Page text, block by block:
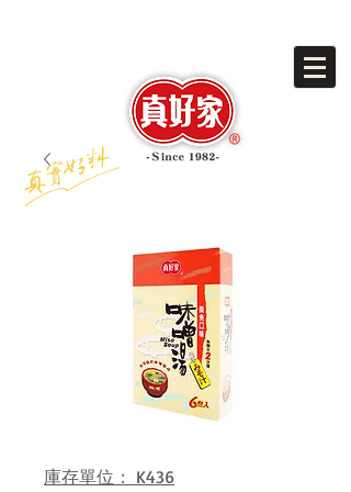
庫存單位： K436